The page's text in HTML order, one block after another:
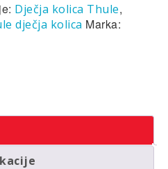
Dječja kolica Thule,
dječja kolica Marka: